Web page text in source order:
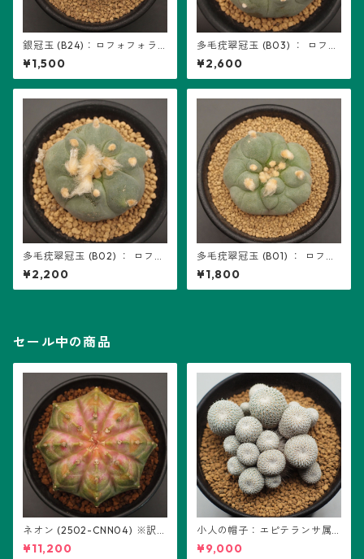
銀冠玉 (B24)：ロフォフォラ
属 ※実生
¥1,500
多毛疣翠冠玉 (B03) ： ロフォ
フォラ属 ※カキ仔
¥2,600
多毛疣翠冠玉 (B02) ： ロフォ
フォラ属 ※カキ仔
¥2,200
多毛疣翠冠玉 (B01) ： ロフォ
フォラ属 ※カキ仔
¥1,800
セール中の商品
ネオン (2502-CNN04) ※訳あ
り：ギムノカリキウム属 ※実
生
¥11,200
小人の帽子：エピテランサ属
(B01)
¥9,000